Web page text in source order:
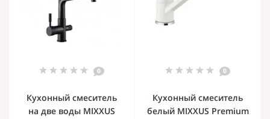
0
Кухонный смеситель
на две воды MIXXUS
0
Кухонный смеситель
белый MIXXUS Premium